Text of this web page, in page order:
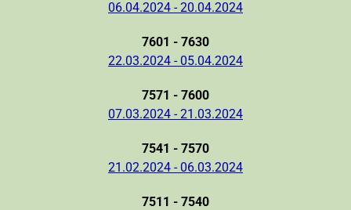
06.04.2024 - 20.04.2024
7601 - 7630
22.03.2024 - 05.04.2024
7571 - 7600
07.03.2024 - 21.03.2024
7541 - 7570
21.02.2024 - 06.03.2024
7511 - 7540